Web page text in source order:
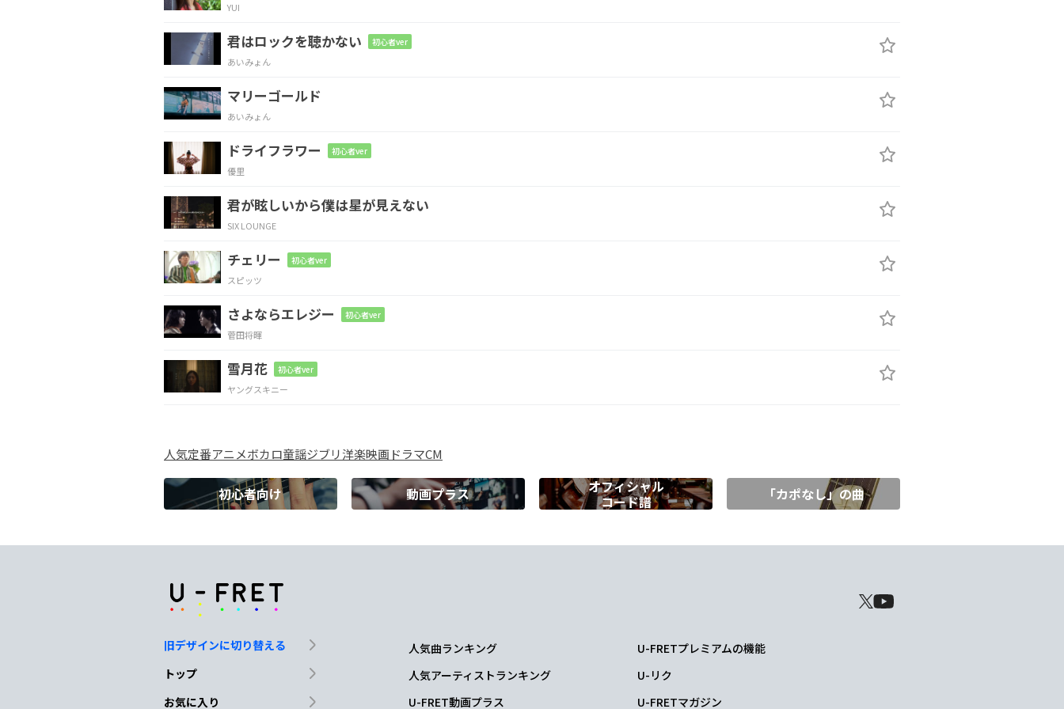
人 は誰
D
終
A#maj7
りを告げ
Am7
た恋 に
すが るのはや
ふりだ
Em7 A
た始めればい
G
幸
Cmaj7
せにな りた
気持 ち がある なら
G
明日
Cmaj7
を見
B
つける
Em7
ことは
Cmaj7 D
少しや せたその だに
YUI
君はロックを聴かない 初心者ver
あいみょん
マリーゴールド
あいみょん
ドライフラワー 初心者ver
優里
君が眩しいから僕は星が見えない
SIX LOUNGE
チェリー 初心者ver
スピッツ
さよならエレジー 初心者ver
菅田将暉
雪月花 初心者ver
ヤングスキニー
人気定番アニメボカロ童謡ジブリ洋楽映画ドラマCM
初心者向け 動画プラス
オフィシャル
コード譜
「カポなし」の曲
旧デザインに切り替える
トップ
お気に入り
人気曲ランキング
人気アーティストランキング
U-FRET動画プラス
U-FRETプレミアムの機能
U-リク
U-FRETマガジン